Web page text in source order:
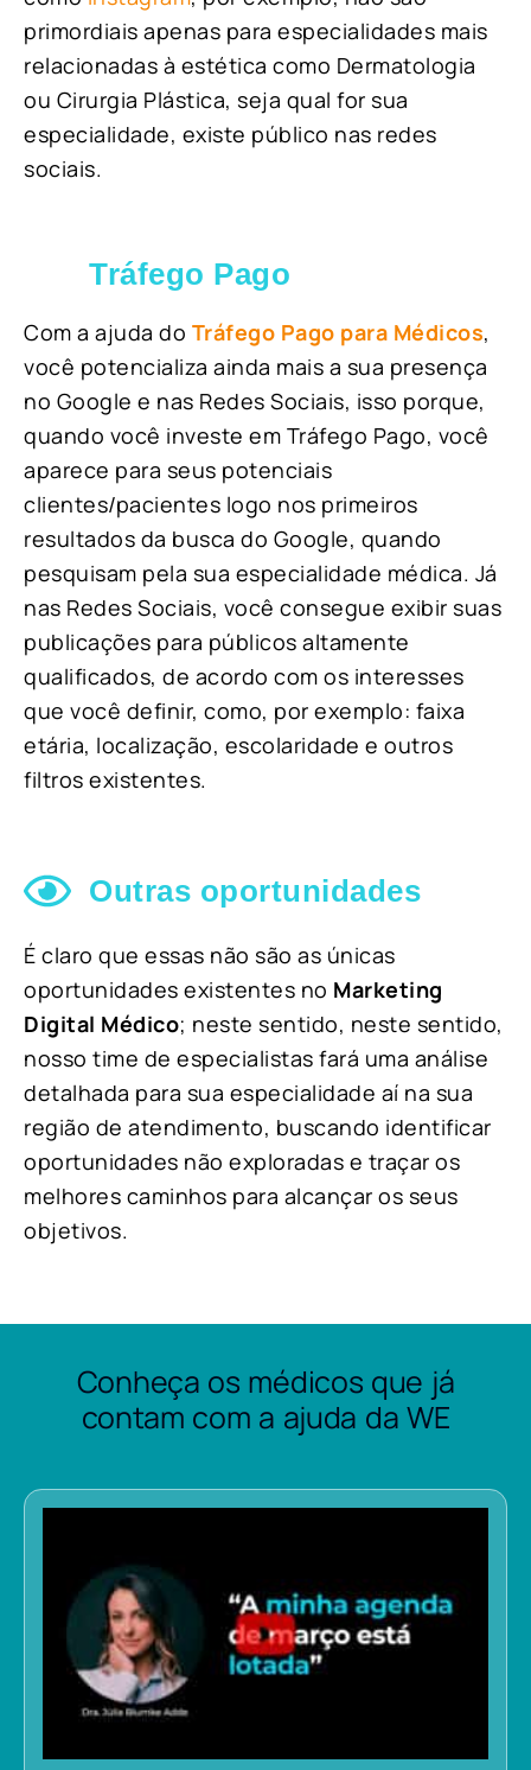
primordiais apenas para especialidades mais
relacionadas à estética como Dermatologia
ou Cirurgia Plástica, seja qual for sua
especialidade, existe público nas redes
sociais.
Tráfego Pago
Com a ajuda do Tráfego Pago para Médicos,
você potencializa ainda mais a sua presença
no Google e nas Redes Sociais, isso porque,
quando você investe em Tráfego Pago, você
aparece para seus potenciais
clientes/pacientes logo nos primeiros
resultados da busca do Google, quando
pesquisam pela sua especialidade médica. Já
nas Redes Sociais, você consegue exibir suas
publicações para públicos altamente
qualificados, de acordo com os interesses
que você definir, como, por exemplo: faixa
etária, localização, escolaridade e outros
filtros existentes.
Outras oportunidades
É claro que essas não são as únicas
oportunidades existentes no Marketing
Digital Médico; neste sentido, neste sentido,
nosso time de especialistas fará uma análise
detalhada para sua especialidade aí na sua
região de atendimento, buscando identificar
oportunidades não exploradas e traçar os
melhores caminhos para alcançar os seus
objetivos.
Conheça os médicos que já
contam com a ajuda da WE